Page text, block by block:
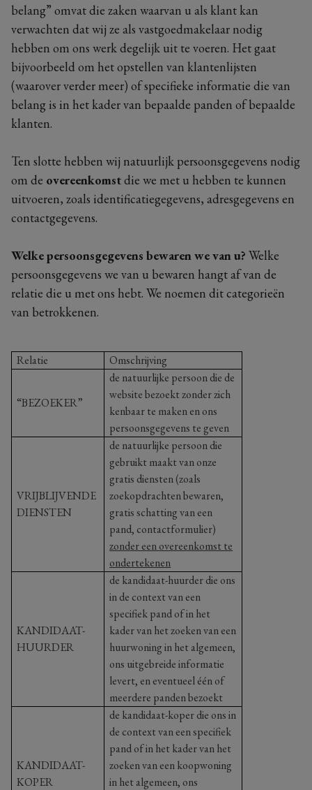
belang” omvat die zaken waarvan u als klant kan
verwachten dat wij ze als vastgoedmakelaar nodig
hebben om ons werk degelijk uit te voeren. Het gaat
bijvoorbeeld om het opstellen van klantenlijsten
(waarover verder meer) of specifieke informatie die van
belang is in het kader van bepaalde panden of bepaalde
klanten.
Ten slotte hebben wij natuurlijk persoonsgegevens nodig
om de overeenkomstdie we met u hebben te kunnen
uitvoeren, zoals identificatiegegevens, adresgegevens en
contactgegevens.
Welke persoonsgegevens bewaren we van u? Welke
persoonsgegevens we van u bewaren hangt af van de
relatie die u met ons hebt. We noemen dit categorieën
van betrokkenen.
Relatie Omschrijving
“BEZOEKER”
de natuurlijke persoon die de
website bezoekt zonder zich
kenbaar te maken en ons
persoonsgegevens te geven
VRIJBLIJVENDE
DIENSTEN
de natuurlijke persoon die
gebruikt maakt van onze
gratis diensten (zoals
zoekopdrachten bewaren,
gratis schatting van een
pand, contactformulier)
zonder een overeenkomst te
ondertekenen
KANDIDAAT-
HUURDER
de kandidaat-huurder die ons
in de context van een
specifiek pand of in het
kader van het zoeken van een
huurwoning in het algemeen,
ons uitgebreide informatie
levert, en eventueel één of
meerdere panden bezoekt
KANDIDAAT-
KOPER
de kandidaat-koper die ons in
de context van een specifiek
pand of in het kader van het
zoeken van een koopwoning
in het algemeen, ons